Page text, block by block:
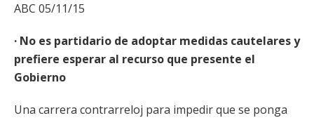
ABC 05/11/15
· No es partidario de adoptar medidas cautelares y
prefiere esperar al recurso que presente el
Gobierno
Una carrera contrarreloj para impedir que se ponga